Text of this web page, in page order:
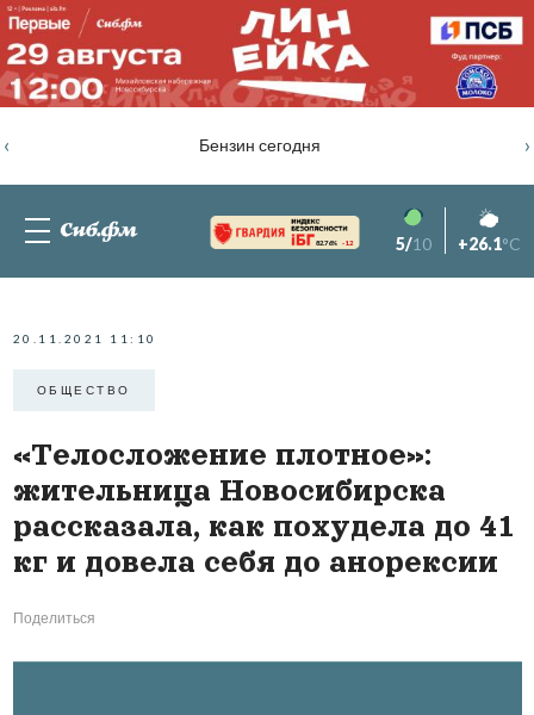
Бензин сегодня
‹ ›
82.76% -1.2 5/10 +26.1°C
20.11.2021 11:10
ОБЩЕСТВО
«Телосложение плотное»:
жительница Новосибирска
рассказала, как похудела до 41
кг и довела себя до анорексии
Поделиться